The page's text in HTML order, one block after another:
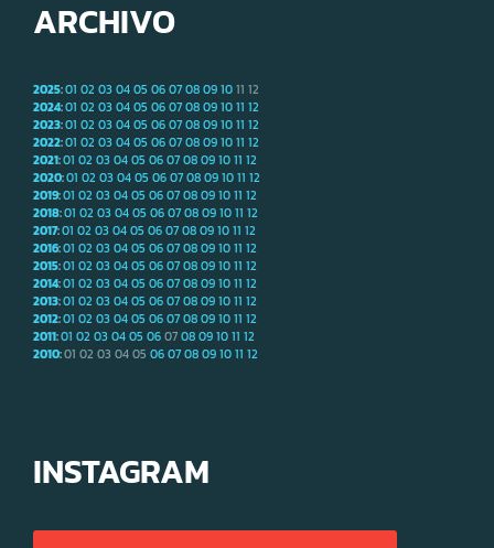
ARCHIVO
2025:01 02 030405060708091011 12
2024:01 02 030405060708091011 12
2023:01 02 030405060708091011 12
2022:01 02 030405060708091011 12
2021:01 02 030405060708091011 12
2020:01 02 030405060708091011 12
2019:01 02 030405060708091011 12
2018:01 02 030405060708091011 12
2017:01 02 030405060708091011 12
2016:01 02 030405060708091011 12
2015:01 02 030405060708091011 12
2014:01 02 030405060708091011 12
2013:01 02 030405060708091011 12
2012:01 02 030405060708091011 12
2011:01 02 030405060708091011 12
2010:01 02 03 0405 060708091011 12
INSTAGRAM